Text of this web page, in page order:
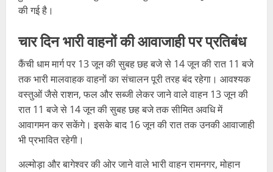
की गई है।
चार दिन भारी वाहनों की आवाजाही पर प्रतिबंध
कैंची धाम मार्ग पर 13 जून की सुबह छह बजे से 14 जून की रात 11 बजे
तक भारी मालवाहक वाहनों का संचालन पूरी तरह बंद रहेगा। आवश्यक
वस्तुओं जैसे राशन, फल और सब्जी लेकर जाने वाले वाहन 13 जून की
रात 11 बजे से 14 जून की सुबह छह बजे तक सीमित अवधि में
आवागमन कर सकेंगे। इसके बाद 16 जून की रात तक उनकी आवाजाही
भी प्रभावित रहेगी।
अल्मोड़ा और बागेश्वर की ओर जाने वाले भारी वाहन रामनगर, मोहान